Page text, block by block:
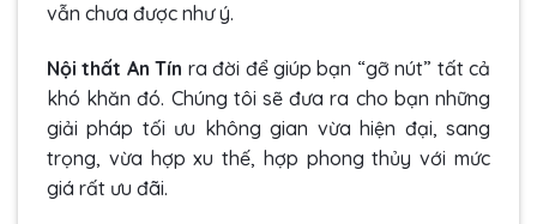
vẫn chưa được như ý.
Nội thất An Tín ra đời để giúp bạn “gỡ nút” tất cả
khó khăn đó. Chúng tôi sẽ đưa ra cho bạn những
giải pháp tối ưu không gian vừa hiện đại, sang
trọng, vừa hợp xu thế, hợp phong thủy với mức
giá rất ưu đãi.